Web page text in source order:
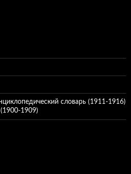
словарь (1911-1916)
1909)